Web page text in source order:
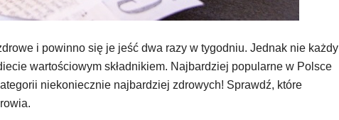
i powinno się je jeść dwa razy w tygodniu. Jednak nie każdy
wartościowym składnikiem. Najbardziej popularne w Polsce
niekoniecznie najbardziej zdrowych! Sprawdź, które